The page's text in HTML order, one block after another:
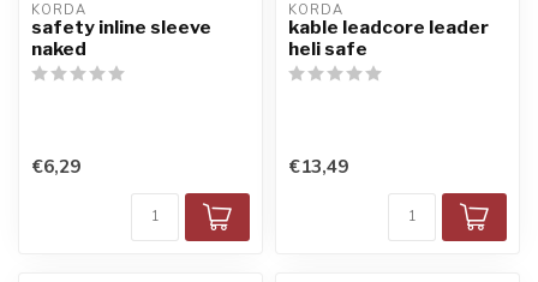
KORDA
safety inline sleeve
naked
€6,29
KORDA
kable leadcore leader
heli safe
€13,49